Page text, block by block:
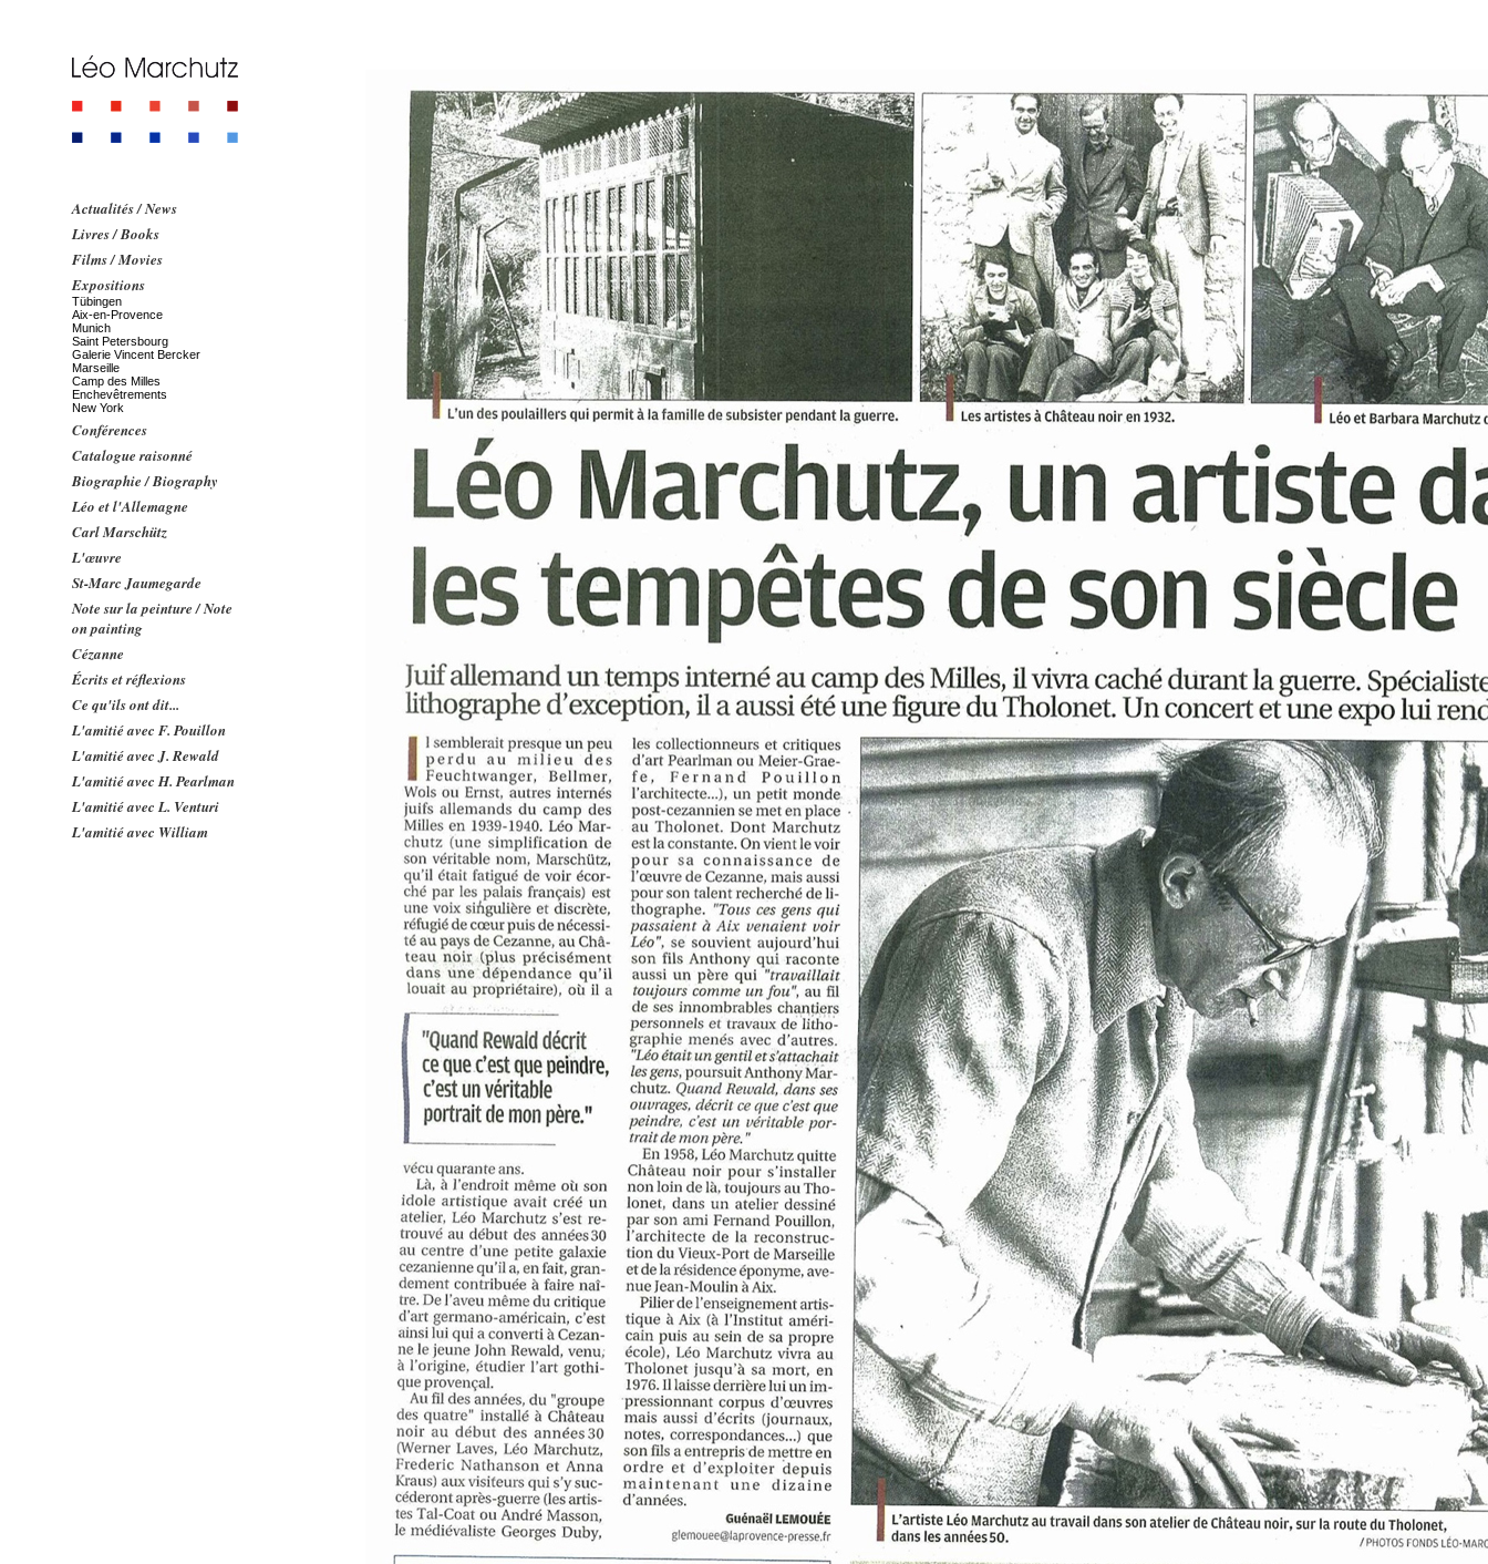
Actualités / News
Livres / Books
Films / Movies
Expositions
Tübingen
Aix-en-Provence
Munich
Saint Petersbourg
Galerie Vincent Bercker
Marseille
Camp des Milles
Enchevêtrements
New York
Conférences
Catalogue raisonné
Biographie / Biography
Léo et l'Allemagne
Carl Marschütz
L'œuvre
St-Marc Jaumegarde
Note sur la peinture / Note
on painting
Cézanne
Écrits et réflexions
Ce qu'ils ont dit...
L'amitié avec F. Pouillon
L'amitié avec J. Rewald
L'amitié avec H. Pearlman
L'amitié avec L. Venturi
L'amitié avec William